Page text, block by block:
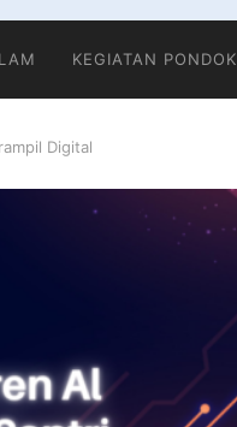
KEGIATAN PONDOK
Digital